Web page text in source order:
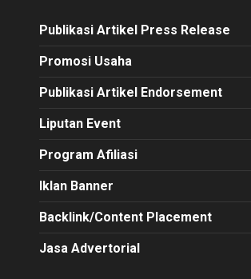
Publikasi Artikel Press Release
Promosi Usaha
Publikasi Artikel Endorsement
Liputan Event
Program Afiliasi
Iklan Banner
Backlink/Content Placement
Jasa Advertorial